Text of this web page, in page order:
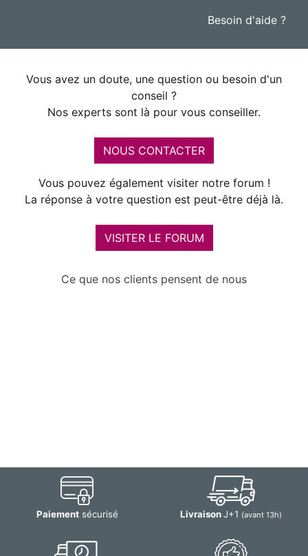
Besoin d'aide ?
Vous avez un doute, une question ou besoin d'un
conseil ?
Nos experts sont là pour vous conseiller.
NOUS CONTACTER
Vous pouvez également visiter notre forum !
La réponse à votre question est peut-être déjà là.
VISITER LE FORUM
Ce que nos clients pensent de nous
Paiementsécurisé LivraisonJ+1 (avant 13h)